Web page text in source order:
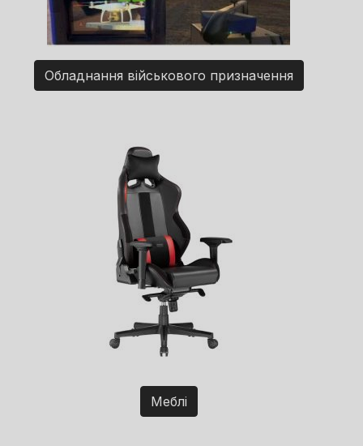
Обладнання військового призначення
Меблі